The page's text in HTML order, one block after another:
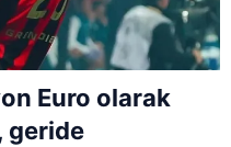
Euro olarak
geride